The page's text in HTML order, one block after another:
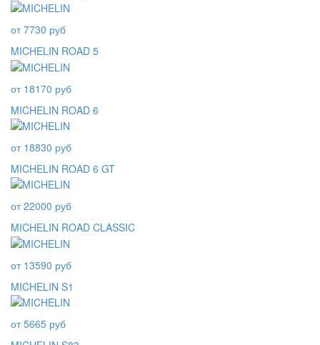
от 7730 руб
MICHELIN ROAD 5
от 18170 руб
MICHELIN ROAD 6
от 18830 руб
MICHELIN ROAD 6 GT
от 22000 руб
MICHELIN ROAD CLASSIC
от 13590 руб
MICHELIN S1
от 5665 руб